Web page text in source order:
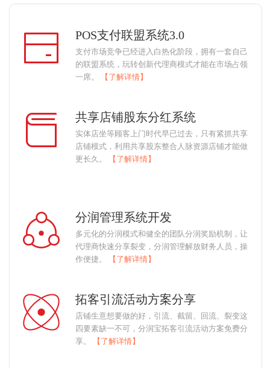
POS支付联盟系统3.0
支付市场竞争已经进入白热化阶段，拥有一套自己
的联盟系统，玩转创新代理商模式才能在市场占领
一席。
【了解详情】
共享店铺股东分红系统
实体店坐等顾客上门时代早已过去，只有紧抓共享
店铺模式，利用共享股东整合人脉资源店铺才能做
更长久。
【了解详情】
分润管理系统开发
多元化的分润模式和健全的团队分润奖励机制，让
代理商快速分享裂变，分润管理解放财务人员，操
作便捷。
【了解详情】
拓客引流活动方案分享
店铺生意想要做的好，引流、截留、回流、裂变这
四要素缺一不可，分润宝拓客引流活动方案免费分
享。
【了解详情】